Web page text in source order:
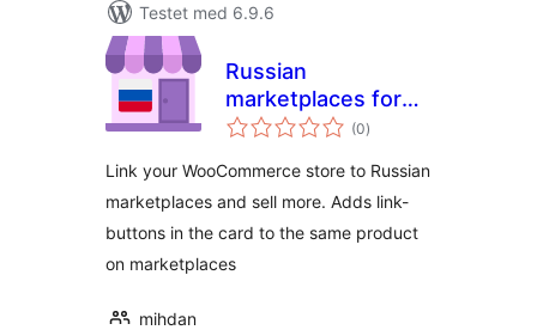
Testet med 6.9.6
Russian
marketplaces for
WooCommerce
(0totale
bedømmelser
)
Link your WooCommerce store to Russian
marketplaces and sell more. Adds link-
buttons in the card to the same product
on marketplaces
mihdan